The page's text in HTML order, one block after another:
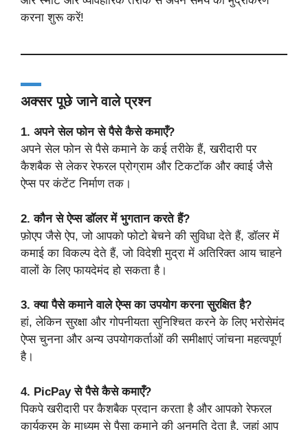
करना शुरू करें!
अक्सर पूछे जाने वाले प्रश्न
1. अपने सेल फोन से पैसे कैसे कमाएँ?
अपने सेल फोन से पैसे कमाने के कई तरीके हैं, खरीदारी पर
कैशबैक से लेकर रेफरल प्रोग्राम और टिकटॉक और क्वाई जैसे
ऐप्स पर कंटेंट निर्माण तक।
2. कौन से ऐप्स डॉलर में भुगतान करते हैं?
फ़ोएप जैसे ऐप, जो आपको फोटो बेचने की सुविधा देते हैं, डॉलर में
कमाई का विकल्प देते हैं, जो विदेशी मुद्रा में अतिरिक्त आय चाहने
वालों के लिए फायदेमंद हो सकता है।
3. क्या पैसे कमाने वाले ऐप्स का उपयोग करना सुरक्षित है?
हां, लेकिन सुरक्षा और गोपनीयता सुनिश्चित करने के लिए भरोसेमंद
ऐप्स चुनना और अन्य उपयोगकर्ताओं की समीक्षाएं जांचना महत्वपूर्ण
है।
4. PicPay से पैसे कैसे कमाएँ?
पिकपे खरीदारी पर कैशबैक प्रदान करता है और आपको रेफरल
कार्यक्रम के माध्यम से पैसा कमाने की अनुमति देता है, जहां आप